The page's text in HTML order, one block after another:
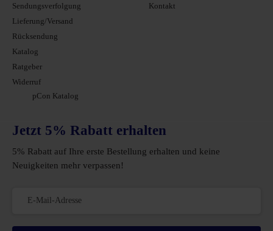
Sendungsverfolgung
Lieferung/Versand
Rücksendung
Katalog
Ratgeber
Widerruf
pCon Katalog
Kontakt
Jetzt 5% Rabatt erhalten
5% Rabatt auf Ihre erste Bestellung erhalten und keine
Neuigkeiten mehr verpassen!